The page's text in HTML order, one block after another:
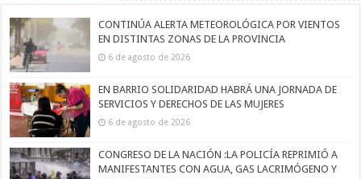
CONTINÚA ALERTA METEOROLÓGICA POR VIENTOS
EN DISTINTAS ZONAS DE LA PROVINCIA
6 de agosto de 2026
EN BARRIO SOLIDARIDAD HABRÁ UNA JORNADA DE
SERVICIOS Y DERECHOS DE LAS MUJERES
6 de agosto de 2026
CONGRESO DE LA NACIÓN :LA POLICÍA REPRIMIÓ A
MANIFESTANTES CON AGUA, GAS LACRIMÓGENO Y